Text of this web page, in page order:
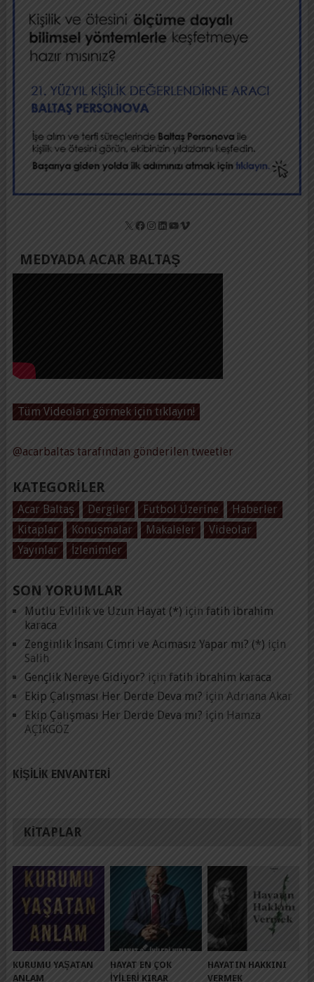
X Facebook
Instagram
LinkedIn
YouTube
Vimeo
MEDYADA ACAR BALTAŞ
Tüm Videoları görmek için tıklayın!
@acarbaltas tarafından gönderilen tweetler
KATEGORILER
Acar Baltaş Dergiler Futbol Üzerine
Haberler
Kitaplar
Konuşmalar Makaleler
Videolar
Yayınlar
İzlenimler
SON YORUMLAR
Mutlu Evlilik ve Uzun Hayat (*) için fatih ibrahim
karaca
Zenginlik İnsanı Cimri ve Acımasız Yapar mı? (*) için
Salih
Gençlik Nereye Gidiyor? için fatih ibrahim karaca
Ekip Çalışması Her Derde Deva mı? için Adrıana Akar
Ekip Çalışması Her Derde Deva mı? için Hamza
AÇIKGÖZ
KIŞILIK ENVANTERI
KITAPLAR
KURUMU YAŞATAN
ANLAM
HAYAT EN ÇOK
İYILERI KIRAR
HAYATIN HAKKINI
VERMEK